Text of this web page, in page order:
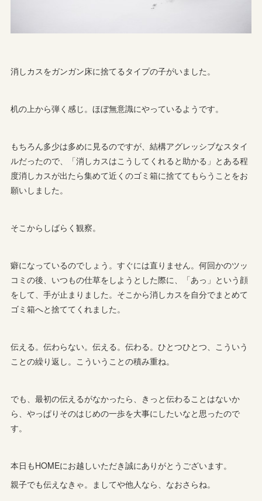
消しカスをガンガン床に捨てるタイプの子がいました。
机の上から弾く感じ。ほぼ無意識にやっているようです。
もちろん多少は多めに見るのですが、結構アグレッシブなスタイ
ルだったので、「消しカスはこうしてくれると助かる」とある程
度消しカスが出たら集めて近くのゴミ箱に捨ててもらうことをお
願いしました。
そこからしばらく観察。
癖になっているのでしょう。すぐには直りません。何回かのツッ
コミの後、いつもの仕草をしようとした際に、「あっ」という顔
をして、手が止まりました。そこから消しカスを自分でまとめて
ゴミ箱へと捨ててくれました。
伝える。伝わらない。伝える。伝わる。ひとつひとつ、こういう
ことの繰り返し。こういうことの積み重ね。
でも、最初の伝えるがなかったら、きっと伝わることはないか
ら、やっぱりそのはじめの一歩を大事にしたいなと思ったので
す。
本日もHOMEにお越しいただき誠にありがとうございます。
親子でも伝えなきゃ。ましてや他人なら、なおさらね。